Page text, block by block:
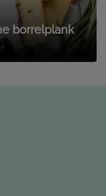
borrelplank